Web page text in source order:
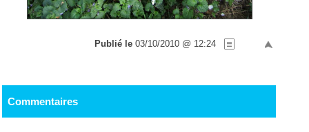
Publié le 03/10/2010 @ 12:24
Commentaires